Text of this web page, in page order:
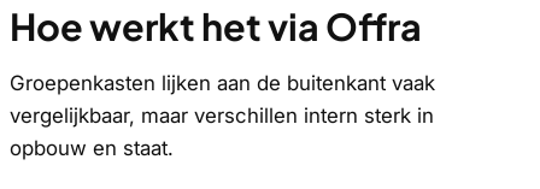
Hoe werkt het via Offra
Groepenkasten lijken aan de buitenkant vaak
vergelijkbaar, maar verschillen intern sterk in
opbouw en staat.